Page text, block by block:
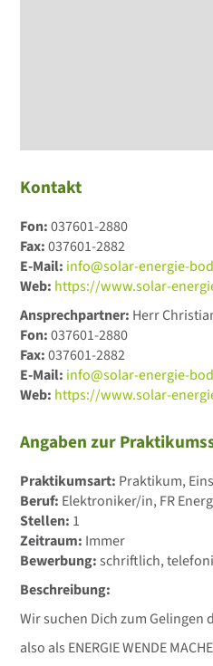
Kontakt
Fon:037601-2880
Fax:037601-2882
E-Mail: info@solar-energie-
Web: https://www.solar-
Ansprechpartner: Herr
Fon:037601-2880
Fax:037601-2882
E-Mail: info@solar-energie-
Web: https://www.solar-
Angaben zur
Praktikumsart: Praktikum,
Beruf: Elektroniker/in, FR
Stellen: 1
Zeitraum: Immer
Bewerbung:schriftlich,
Beschreibung:
Wir suchen Dich zum Gelingen
also als ENERGIE WENDE